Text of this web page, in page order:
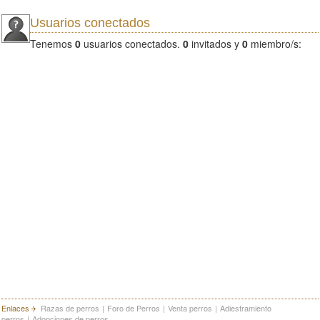
Usuarios conectados
Tenemos 0 usuarios conectados. 0 invitados y 0 miembro/s:
Enlaces Razas de perros | Foro de Perros | Venta perros | Adiestramiento